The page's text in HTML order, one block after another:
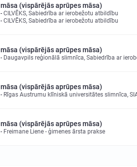
māsa (vispārējās aprūpes māsa)
CILVĒKS, Sabiedrība ar ierobežotu atbildību
CILVĒKS, Sabiedrība ar ierobežotu atbildību
māsa (vispārējās aprūpes māsa)
Daugavpils reģionālā slimnīca, Sabiedrība ar
māsa (vispārējās aprūpes māsa)
Rīgas Austrumu klīniskā universitātes slimnīca,
māsa (vispārējās aprūpes māsa)
Freimane Liene - ģimenes ārsta prakse